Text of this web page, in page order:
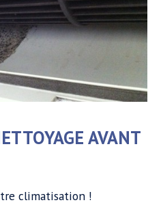
AVANT
climatisation !